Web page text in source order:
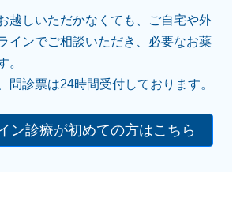
越しいただかなくても、ご自宅や外
インでご相談いただき、必要なお薬
。
問診票は24時間受付しております。
ン診療が初めての方はこちら